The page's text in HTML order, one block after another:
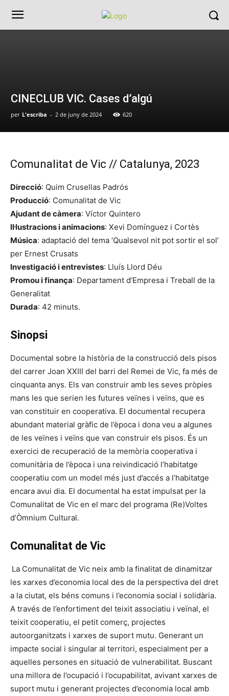
CINECLUB VIC. Cases d’algú
per L'escriba - 2 de juny de 2024 620
Comunalitat de Vic // Catalunya, 2023
Direcció: Quim Crusellas Padrós
Producció: Comunalitat de Vic
Ajudant de càmera: Víctor Quintero
Il·lustracions i animacions: Xevi Domínguez i Cortès
Música: adaptació del tema ‘Qualsevol nit pot sortir el sol’
per Ernest Crusats
Investigació i entrevistes: Lluís Llord Déu
Promou i finança: Departament d’Empresa i Treball de la
Generalitat
Durada: 42 minuts.
Sinopsi
Documental sobre la història de la construcció dels pisos
del carrer Joan XXIII del barri del Remei de Vic, fa més de
cinquanta anys. Els van construir amb les seves pròpies
mans les que serien les futures veïnes i veïns, que es
van constituir en cooperativa. El documental recupera
abundant material gràfic de l’època i dona veu a algunes
de les veïnes i veïns que van construir els pisos. És un
exercici de recuperació de la memòria cooperativa i
comunitària de l’època i una reivindicació l’habitatge
cooperatiu com un model més just d’accés a l’habitatge
encara avui dia. El documental ha estat impulsat per la
Comunalitat de Vic en el marc del programa (Re)Voltes
d’Òmnium Cultural.
Comunalitat de Vic
La Comunalitat de Vic neix amb la finalitat de dinamitzar
les xarxes d’economia local des de la perspectiva del dret
a la ciutat, els béns comuns i l’economia social i solidària.
A través de l’enfortiment del teixit associatiu i veïnal, el
teixit cooperatiu, el petit comerç, projectes
autoorganitzats i xarxes de suport mutu. Generant un
impacte social i singular al territori, especialment per a
aquelles persones en situació de vulnerabilitat. Buscant
una millora de l’ocupació i l’ocupabilitat, avivant xarxes de
suport mutu i generant projectes d’economia local amb